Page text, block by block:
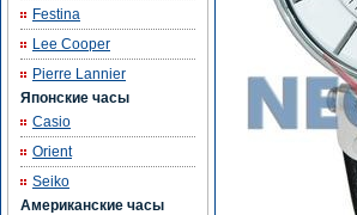
Festina
Lee Cooper
Pierre Lannier
Японские часы
Casio
Orient
Seiko
Американские часы